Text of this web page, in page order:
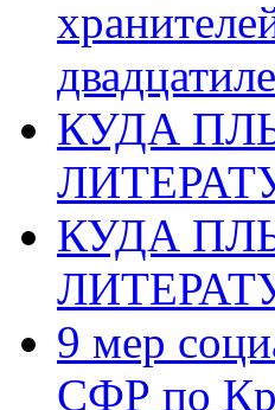
КУДА
КУДА
9 мер
СФР по